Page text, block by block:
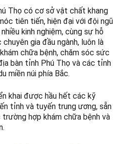
Thọ có cơ sở vật chất khang
tiên tiến, hiện đại với đội ngũ
kinh nghiệm, cùng sự hỗ
gia đầu ngành, luôn là
chữa bệnh, chăm sóc sức
bàn tỉnh Phú Thọ và các tỉnh
miền núi phía Bắc.
khai được hầu hết các kỹ
tỉnh và tuyến trung ương, sẵn
hợp khám chữa bệnh và